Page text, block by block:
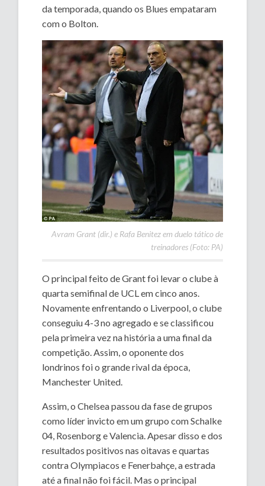
da temporada, quando os Blues empataram
com o Bolton.
Avram Grant (dir.) e Rafa Benitez em duelo tático de
treinadores (Foto: PA)
O principal feito de Grant foi levar o clube à
quarta semifinal de UCL em cinco anos.
Novamente enfrentando o Liverpool, o clube
conseguiu 4-3 no agregado e se classificou
pela primeira vez na história a uma final da
competição. Assim, o oponente dos
londrinos foi o grande rival da época,
Manchester United.
Assim, o Chelsea passou da fase de grupos
como líder invicto em um grupo com Schalke
04, Rosenborg e Valencia. Apesar disso e dos
resultados positivos nas oitavas e quartas
contra Olympiacos e Fenerbahçe, a estrada
até a final não foi fácil. Mas o principal